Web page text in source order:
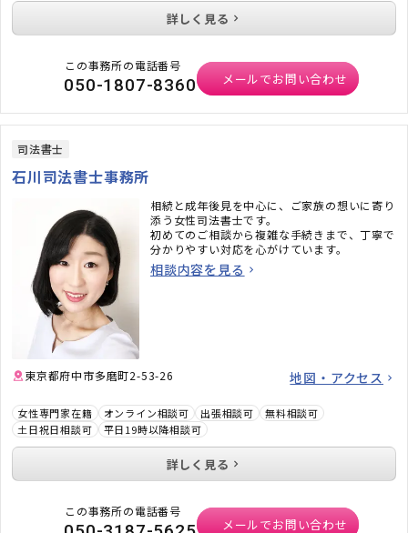
詳しく見る
この事務所の電話番号
050-1807-8360 メールでお問い合わせ
司法書士
石川司法書士事務所
相続と成年後見を中心に、ご家族の想いに寄り
添う女性司法書士です。
初めてのご相談から複雑な手続きまで、丁寧で
分かりやすい対応を心がけています。
相談内容を見る
東京都府中市多磨町2-53-26 地図・アクセス
女性専門家在籍 オンライン相談可 出張相談可
無料相談可
土日祝日相談可
平日19時以降相談可
詳しく見る
この事務所の電話番号
メールでお問い合わせ